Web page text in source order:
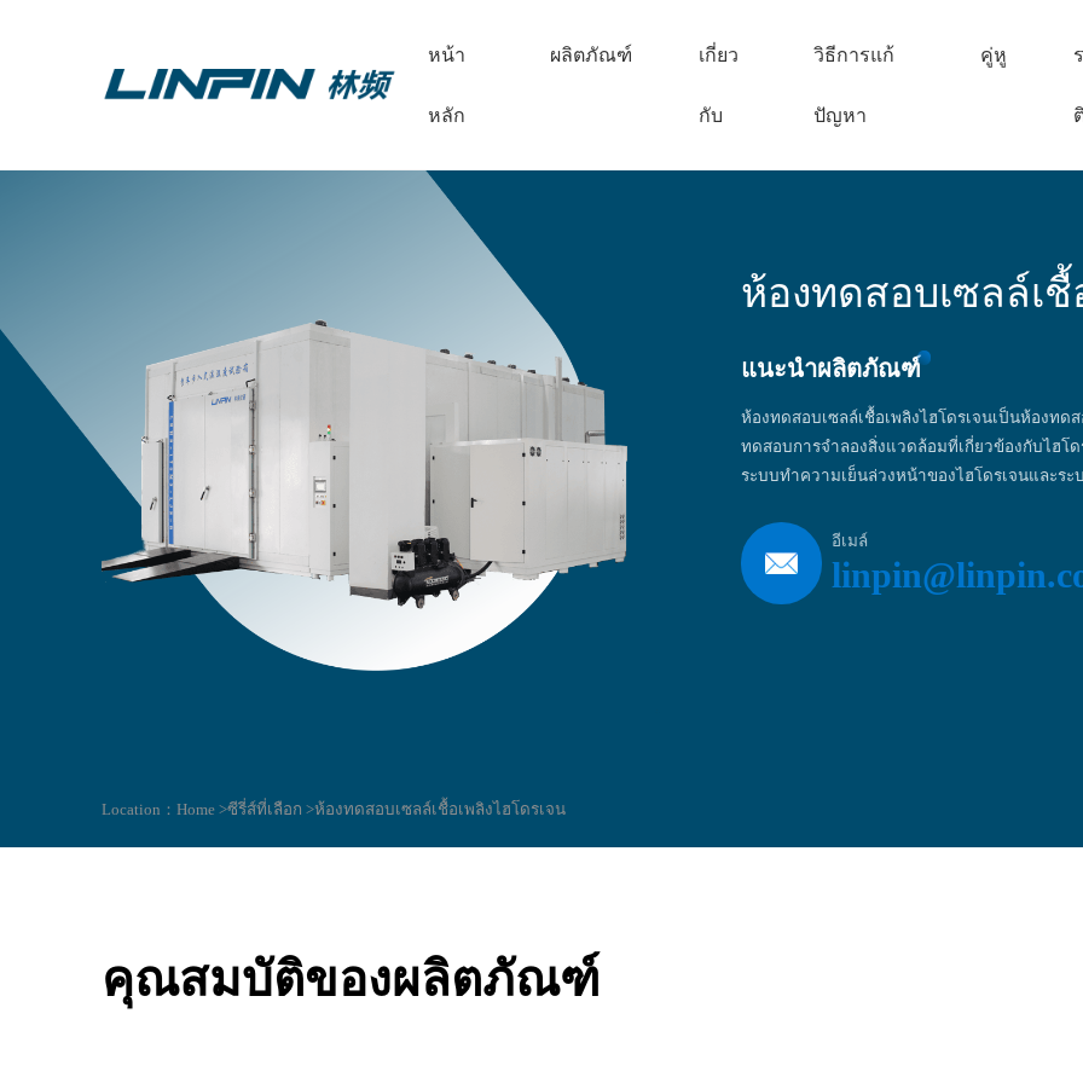
หน้า
หลัก
ผลิตภัณฑ์ เกี่ยว
กับ
วิธีการแก้
ปัญหา
คู่หู
ห้องทดสอบเซลล์เชื้
แนะนำผลิตภัณฑ์
ห้องทดสอบเซลล์เชื้อเพลิงไฮโดรเจนเป็นห้อง
ทดสอบการจำลองสิ่งแวดล้อมที่เกี่ยวข้องกับไฮ
ระบบทำความเย็นล่วงหน้าของไฮโดรเจนและร
อีเมล์
Location： Home >ซีรี่ส์ที่เลือก >ห้องทดสอบเซลล์เชื้อเพลิงไฮโดรเจน
คุณสมบัติของผลิตภัณฑ์